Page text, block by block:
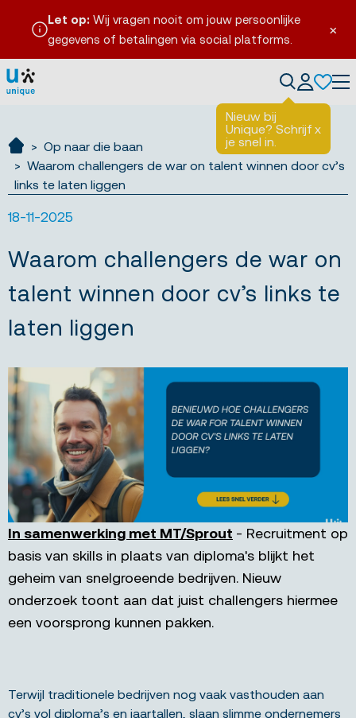
×
Let op: Wij vragen nooit om jouw persoonlijke
gegevens of betalingen via social platforms.
Nieuw bij
Unique? Schrijf
je snel in.
x
Ik zoek werk
Op naar die baan
Waarom challengers de war on talent winnen door cv’s
links te laten liggen
18-11-2025
Waarom challengers de war on
talent winnen door cv’s links te
laten liggen
In samenwerking met MT/Sprout - Recruitment op
basis van skills in plaats van diploma's blijkt het
geheim van snelgroeende bedrijven. Nieuw
onderzoek toont aan dat juist challengers hiermee
een voorsprong kunnen pakken.
Terwijl traditionele bedrijven nog vaak vasthouden aan
cv’s vol diploma’s en jaartallen, slaan slimme ondernemers